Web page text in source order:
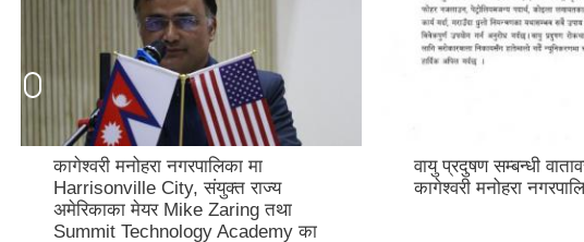
कागेश्वरी मनोहरा नगरपालिका मा
Harrisonville City, संयुक्त राज्य
अमेरिकाका मेयर Mike Zaring तथा
Summit Technology Academy का
वायु प्रदुषण सम्बन्धी
कागेश्वरी मनोहरा